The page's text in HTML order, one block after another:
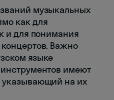
музыкальных
как для
и для понимания
Важно
языке
имеют
указывающий на их